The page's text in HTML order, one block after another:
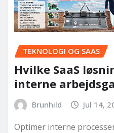
TEKNOLOGI OG SAAS
Hvilke SaaS
interne
Brunhild Jul 14,
Optimer interne